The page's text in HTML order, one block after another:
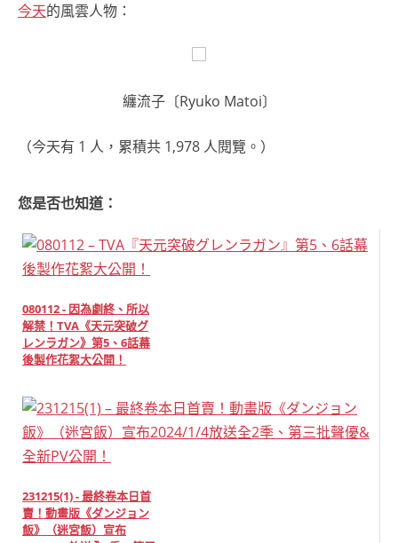
今天的風雲人物：
纏流子〔Ryuko Matoi〕
（今天有 1 人，累積共 1,978 人閱覽。）
您是否也知道：
080112 - 因為劇終、所以
解禁！TVA《天元突破グ
レンラガン》第5、6話幕
後製作花絮大公開！
231215(1) - 最終卷本日首
賣！動畫版《ダンジョン
飯》（迷宮飯）宣布